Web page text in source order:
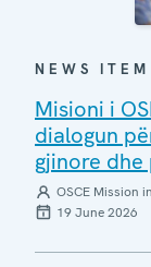
NEWS ITEM
Misioni i
dialogun
gjinore
OSCE Mission
19 June 2026